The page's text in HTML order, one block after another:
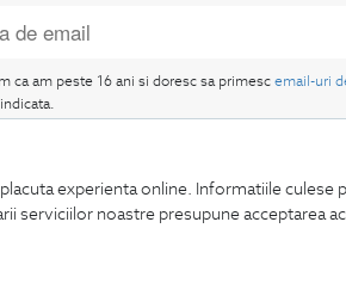
experienta online. Informatiile
serviciilor noastre presupune acceptarea
ca am peste 16 ani si doresc sa primescemail-uri